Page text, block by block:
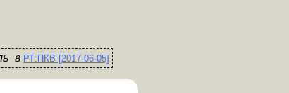
в РТ:ПКВ [2017-06-05]